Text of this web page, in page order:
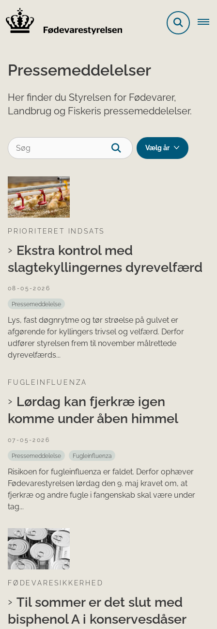
Pressemeddelelser
Her finder du Styrelsen for Fødevarer,
Landbrug og Fiskeris pressemeddelelser.
PRIORITERET INDSATS
Ekstra kontrol med
slagtekyllingernes dyrevelfærd
08-05-2026
Pressemeddelelse
Lys, fast døgnrytme og tør strøelse på gulvet er
afgørende for kyllingers trivsel og velfærd. Derfor
udfører styrelsen frem til november målrettede
dyrevelfærds...
FUGLEINFLUENZA
Lørdag kan fjerkræ igen
komme under åben himmel
07-05-2026
Pressemeddelelse Fugleinfluenza
Risikoen for fugleinfluenza er faldet. Derfor ophæver
Fødevarestyrelsen lørdag den 9. maj kravet om, at
fjerkræ og andre fugle i fangenskab skal være under
tag...
FØDEVARESIKKERHED
Til sommer er det slut med
bisphenol A i konservesdåser